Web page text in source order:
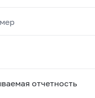
отчетность